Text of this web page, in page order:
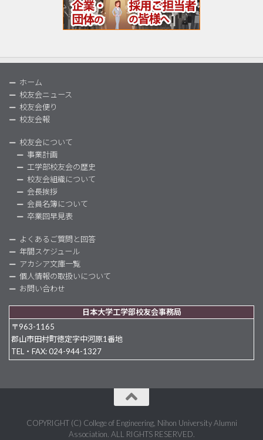
ホーム
校友会ニュース
校友会便り
校友会報
校友会について
事業計画
工学部校友会の歴史
校友会組織について
会長挨拶
会員名簿について
卒業回早見表
よくあるご質問と回答
年間スケジュール
アカシア文庫一覧
個人情報の取扱いについて
お問い合わせ
日本大学工学部校友会事務局
〒963-1165
郡山市田村町徳定字中河原1番地
TEL・FAX: 024-944-1327
COPYRIGHT (C) College of Engineering, Nihon University Alumni
Association. ALL RIGHTS RESERVED.